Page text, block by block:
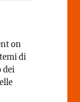
on
di
dei